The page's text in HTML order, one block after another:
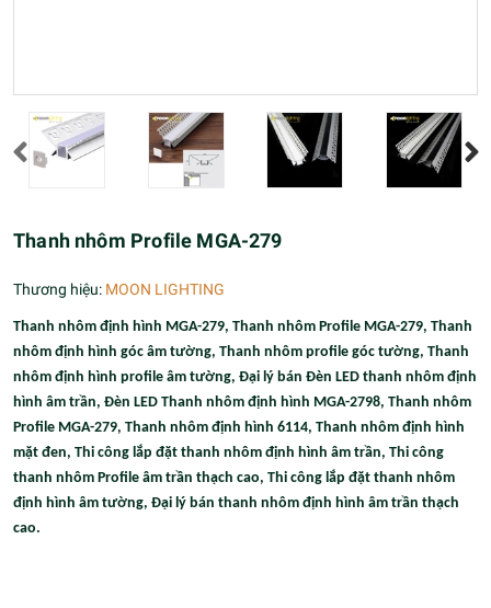
Thanh nhôm Profile MGA-279
Thương hiệu: MOON LIGHTING
Thanh nhôm định hình MGA-279, Thanh nhôm Profile MGA-279, Thanh
nhôm định hình góc âm tường, Thanh nhôm profile góc tường, Thanh
nhôm định hình profile âm tường, Đại lý bán Đèn LED thanh nhôm định
hình âm trần, Đèn LED Thanh nhôm định hình MGA-2798, Thanh nhôm
Profile MGA-279, Thanh nhôm định hình 6114, Thanh nhôm định hình
mặt đen, Thi công lắp đặt thanh nhôm định hình âm trần, Thi công
thanh nhôm Profile âm trần thạch cao, Thi công lắp đặt thanh nhôm
định hình âm tường, Đại lý bán thanh nhôm định hình âm trần thạch
cao.